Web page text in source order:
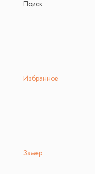
Поиск
Избранное
Замер